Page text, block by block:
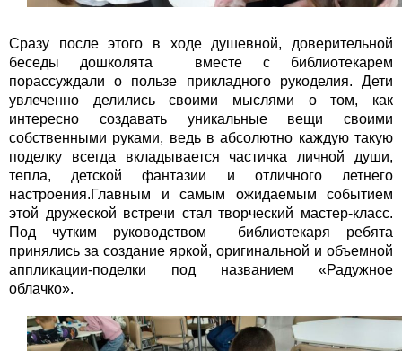
Сразу после этого в ходе душевной, доверительной
беседы дошколята вместе с библиотекарем
порассуждали о пользе прикладного рукоделия. Дети
увлеченно делились своими мыслями о том, как
интересно создавать уникальные вещи своими
собственными руками, ведь в абсолютно каждую такую
поделку всегда вкладывается частичка личной души,
тепла, детской фантазии и отличного летнего
настроения.Главным и самым ожидаемым событием
этой дружеской встречи стал творческий мастер-класс.
Под чутким руководством библиотекаря ребята
принялись за создание яркой, оригинальной и объемной
аппликации-поделки под названием «Радужное
облачко».